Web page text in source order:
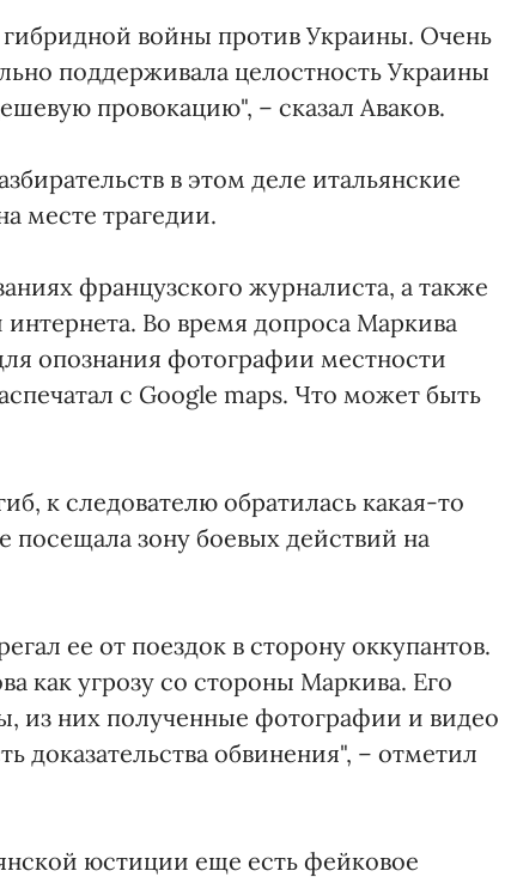
войны против Украины. Очень
поддерживала целостность Украины
провокацию", – сказал Аваков.
в этом деле итальянские
месте трагедии.
французского журналиста, а также
Во время допроса Маркива
опознания фотографии местности
с Google maps. Что может быть
к следователю обратилась какая-то
посещала зону боевых действий на
ее от поездок в сторону оккупантов.
как угрозу со стороны Маркива. Его
из них полученные фотографии и видео
доказательства обвинения", – отметил
юстиции еще есть фейковое